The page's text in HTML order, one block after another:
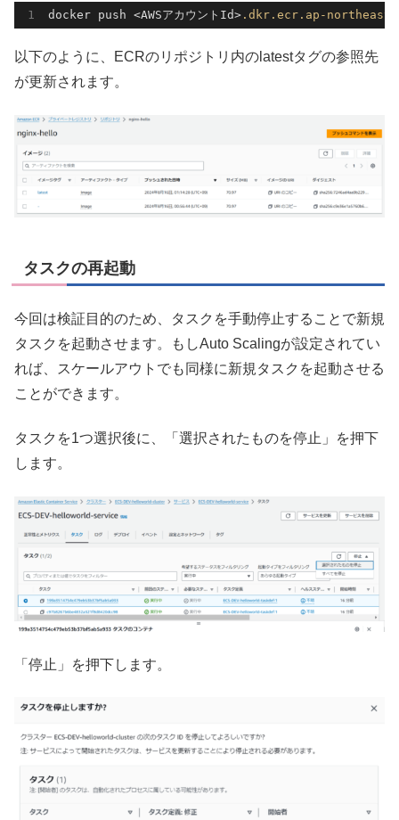
docker push <AWSアカウントId> .dkr .ecr .ap-
以下のように、ECRのリポジトリ内のlatestタグの参照先
が更新されます。
タスクの再起動
今回は検証目的のため、タスクを手動停止することで新規
タスクを起動させます。もしAuto Scalingが設定されてい
れば、スケールアウトでも同様に新規タスクを起動させる
ことができます。
タスクを1つ選択後に、「選択されたものを停止」を押下
します。
「停止」を押下します。